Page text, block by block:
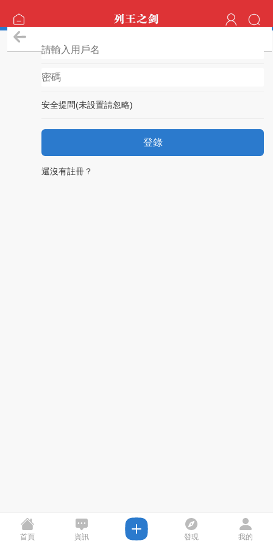
安全提問(未設置請忽略)
登錄
還沒有註冊？
首頁 資訊 發現 我的